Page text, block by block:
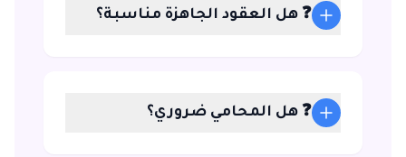
❓ هل العقود الجاهزة مناسبة؟
❓ هل المحامي ضروري؟